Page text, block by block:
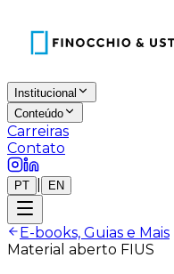
Institucional
Conteúdo
Carreiras
Contato
PT EN
E-books, Guias e Mais
Material aberto FIUS